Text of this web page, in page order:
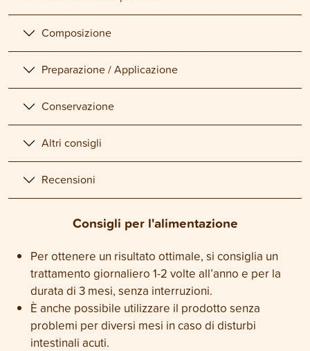
Composizione
Preparazione / Applicazione
Conservazione
Altri consigli
Recensioni
Consigli per l'alimentazione
Per ottenere un risultato ottimale, si consiglia un
trattamento giornaliero 1-2 volte all’anno e per la
durata di 3 mesi, senza interruzioni.
È anche possibile utilizzare il prodotto senza
problemi per diversi mesi in caso di disturbi
intestinali acuti.